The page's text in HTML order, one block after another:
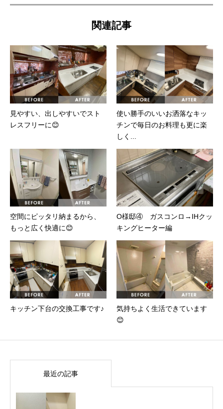
関連記事
見やすい、出しやすいでスト
レスフリーに😊
使い勝手のいいお洒落なキッ
チンで毎日のお料理も更に楽
しく...
空間にピッタリ納まるから、
もっと広く快適に😊
O様邸④ ガスコンロ→IHクッ
キングヒーター編
キッチン下台の交換工事です♪
気持ちよく生活できています
😊
最近の記事